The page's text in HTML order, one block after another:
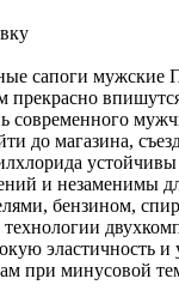
сапоги
современного
до магазина,
и незаменимы
бензином,
эластичность и
при минусовой